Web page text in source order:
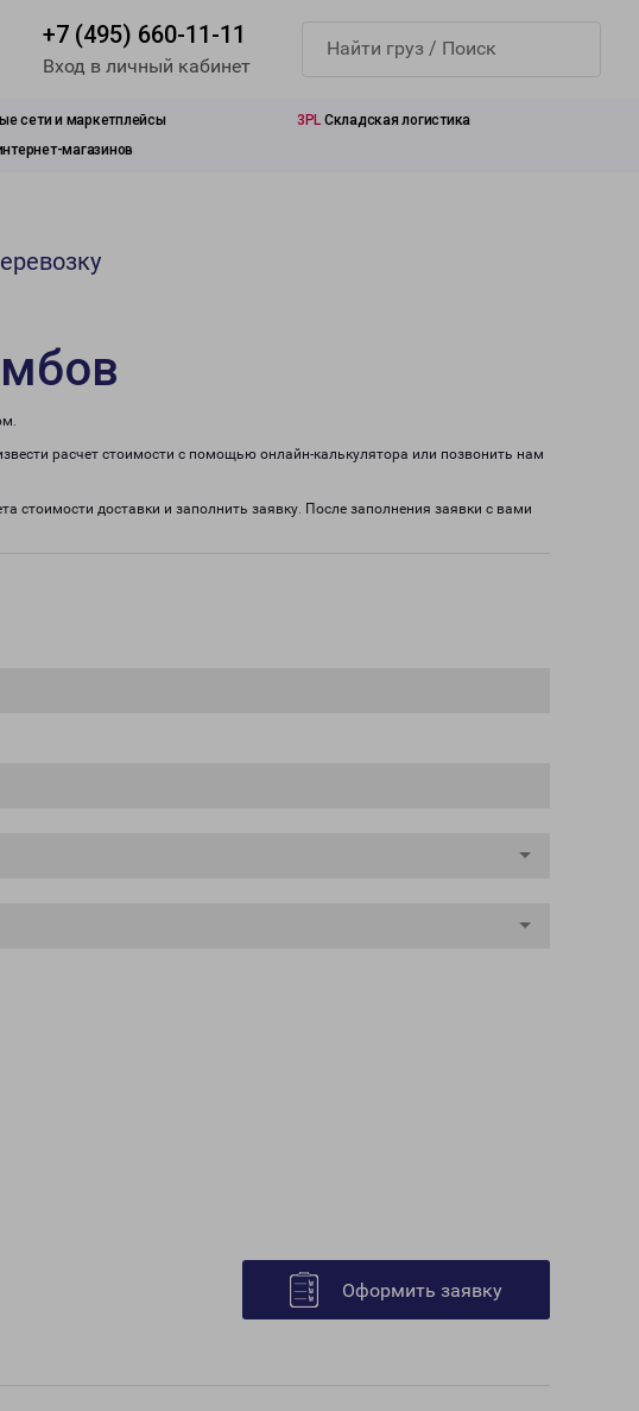
+7 (495) 660-11-11
Вход в личный кабинет
сети и маркетплейсы 3PL Складская логистика
магазинов
расчет стоимости с помощью онлайн-калькулятора или позвонить нам
стоимости доставки и заполнить заявку. После заполнения заявки с вами
Оформить заявку